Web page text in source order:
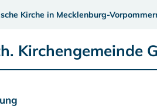
Kirche in Mecklenburg-
Kirchengemeinde